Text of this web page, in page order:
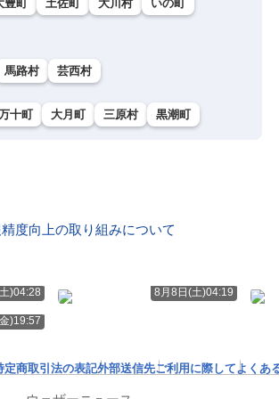
豊町 土佐町 大川村
いの町
馬路村 芸西村
十町 大月町 三原村 黒潮町
度向上の取り組みについて
)04:28 8月8日(土)04:19
)19:57
定商取引法の表記外部送信先ご利用に際して よくあ